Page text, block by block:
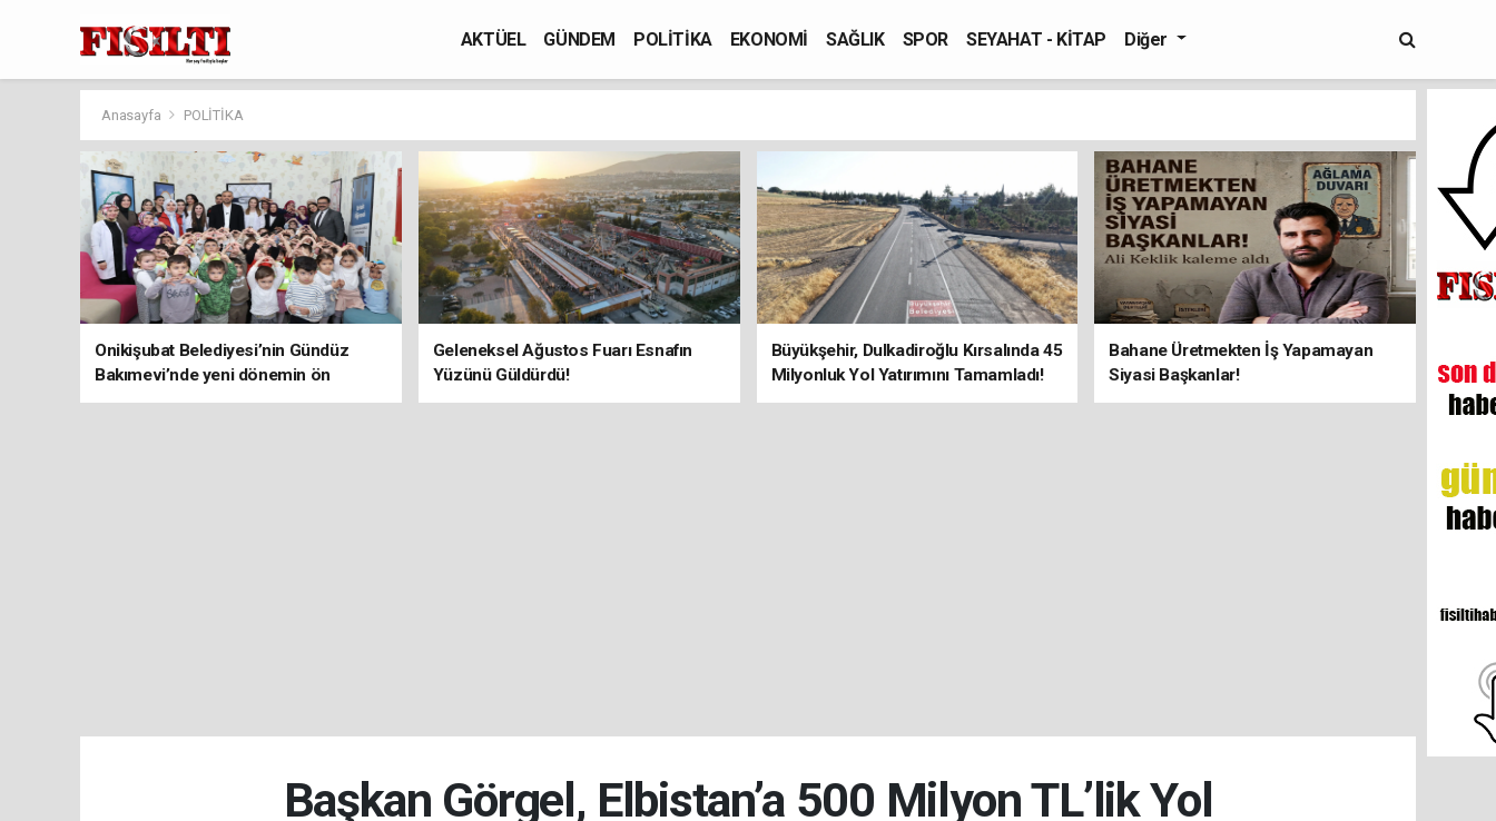
AKTÜEL GÜNDEM POLİTİKA EKONOMİ SAĞLIK SPOR SEYAHAT - KİTAP Diğer
Anasayfa POLİTİKA
Onikişubat Belediyesi’nin Gündüz
Bakımevi’nde yeni dönemin ön
kayıtları başladı!
Geleneksel Ağustos Fuarı Esnafın
Yüzünü Güldürdü!
Büyükşehir, Dulkadiroğlu Kırsalında 45
Milyonluk Yol Yatırımını Tamamladı!
Bahane Üretmekten İş Yapamayan
Siyasi Başkanlar!
Başkan Görgel, Elbistan’a 500 Milyon TL’lik Yol